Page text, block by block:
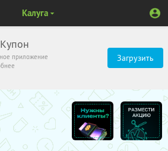
приложение
Загрузить
Калуга